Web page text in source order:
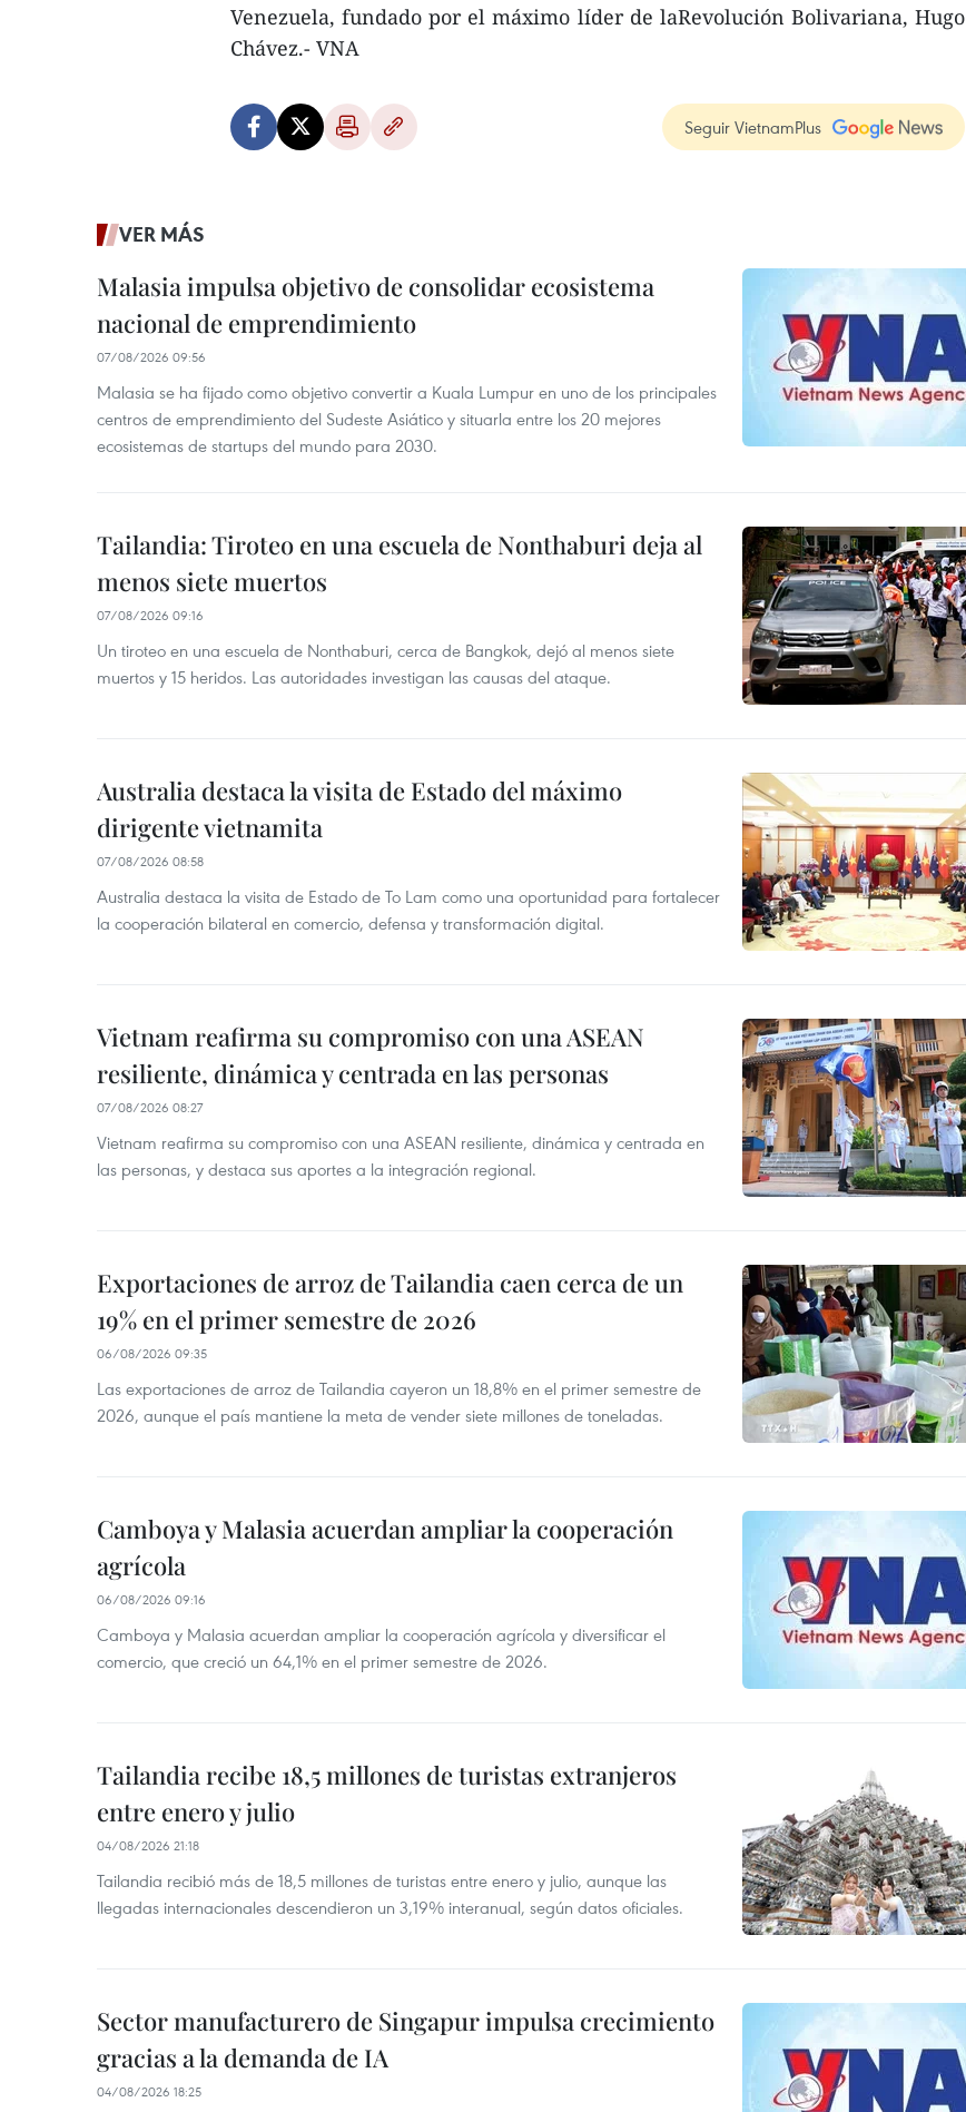
Venezuela, fundado por el máximo líder de laRevolución Bolivariana, Hugo
Chávez.- VNA
Seguir VietnamPlus
VER MÁS
Malasia impulsa objetivo de consolidar ecosistema
nacional de emprendimiento
07/08/2026 09:56
Malasia se ha fijado como objetivo convertir a Kuala Lumpur en uno de los principales
centros de emprendimiento del Sudeste Asiático y situarla entre los 20 mejores
ecosistemas de startups del mundo para 2030.
Tailandia: Tiroteo en una escuela de Nonthaburi deja al
menos siete muertos
07/08/2026 09:16
Un tiroteo en una escuela de Nonthaburi, cerca de Bangkok, dejó al menos siete
muertos y 15 heridos. Las autoridades investigan las causas del ataque.
Australia destaca la visita de Estado del máximo
dirigente vietnamita
07/08/2026 08:58
Australia destaca la visita de Estado de To Lam como una oportunidad para fortalecer
la cooperación bilateral en comercio, defensa y transformación digital.
Vietnam reafirma su compromiso con una ASEAN
resiliente, dinámica y centrada en las personas
07/08/2026 08:27
Vietnam reafirma su compromiso con una ASEAN resiliente, dinámica y centrada en
las personas, y destaca sus aportes a la integración regional.
Exportaciones de arroz de Tailandia caen cerca de un
19% en el primer semestre de 2026
06/08/2026 09:35
Las exportaciones de arroz de Tailandia cayeron un 18,8% en el primer semestre de
2026, aunque el país mantiene la meta de vender siete millones de toneladas.
Camboya y Malasia acuerdan ampliar la cooperación
agrícola
06/08/2026 09:16
Camboya y Malasia acuerdan ampliar la cooperación agrícola y diversificar el
comercio, que creció un 64,1% en el primer semestre de 2026.
Tailandia recibe 18,5 millones de turistas extranjeros
entre enero y julio
04/08/2026 21:18
Tailandia recibió más de 18,5 millones de turistas entre enero y julio, aunque las
llegadas internacionales descendieron un 3,19% interanual, según datos oficiales.
Sector manufacturero de Singapur impulsa crecimiento
gracias a la demanda de IA
04/08/2026 18:25